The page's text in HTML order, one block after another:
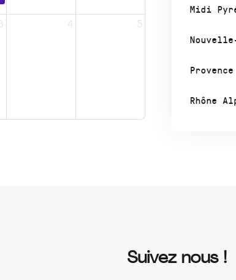
Midi
Provence
Rhône
4 5
Suivez nous !